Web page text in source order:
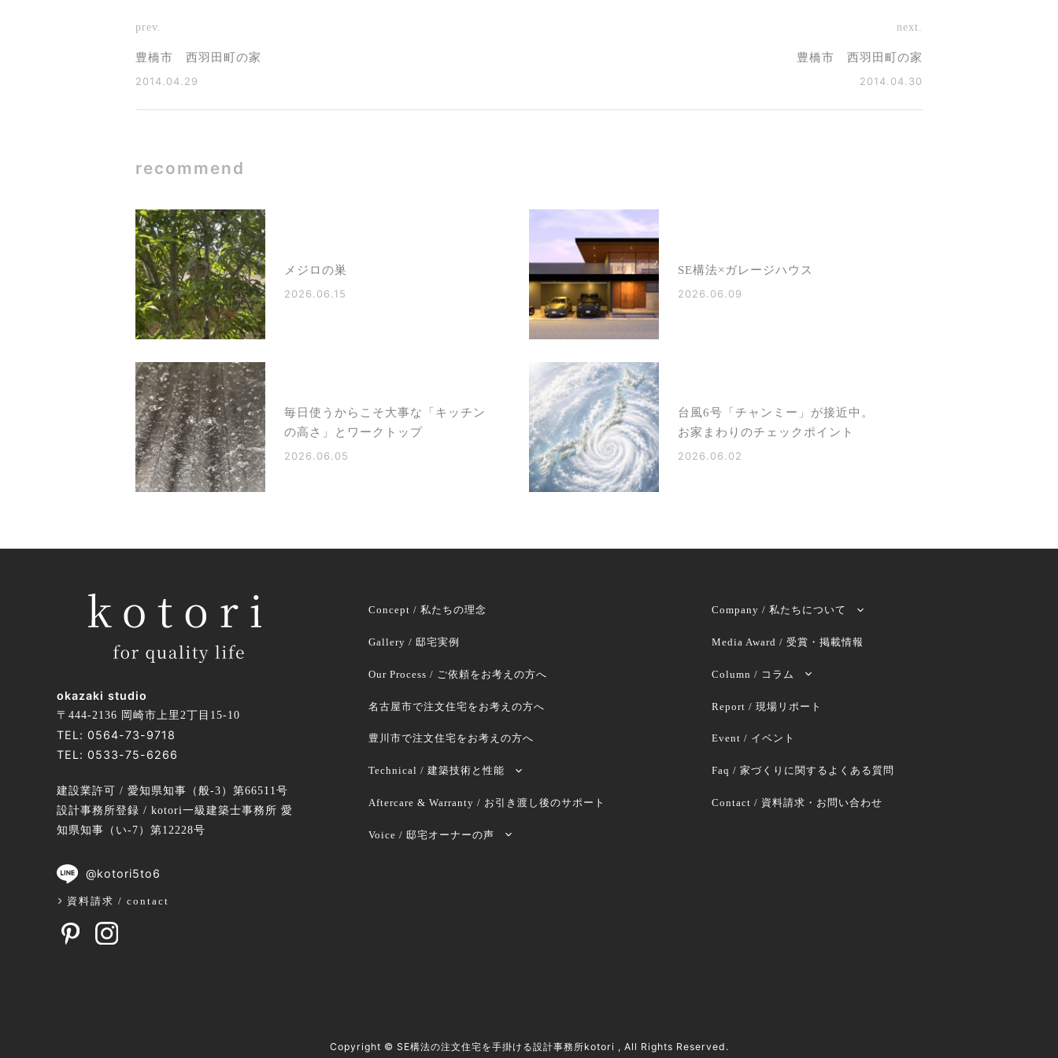
prev.
豊橋市 西羽田町の家
2014.04.29
next.
豊橋市 西羽田町の家
2014.04.30
recommend
メジロの巣
2026.06.15
SE構法×ガレージハウス
2026.06.09
毎日使うからこそ大事な「キッチン
の高さ」とワークトップ
2026.06.05
台風6号「チャンミー」が接近中。
お家まわりのチェックポイント
2026.06.02
okazaki studio
〒444-2136 岡崎市上里2丁目15-10
TEL: 0564-73-9718
TEL: 0533-75-6266
建設業許可 / 愛知県知事（般-3）第66511号
設計事務所登録 / kotori一級建築士事務所 愛
知県知事（い-7）第12228号
@kotori5to6
資料請求 / contact
Concept / 私たちの理念
Gallery / 邸宅実例
Our Process / ご依頼をお考えの方へ
名古屋市で注文住宅をお考えの方へ
豊川市で注文住宅をお考えの方へ
Technical / 建築技術と性能
Aftercare & Warranty / お引き渡し後のサポート
Voice / 邸宅オーナーの声
Company / 私たちについて
Media Award / 受賞・掲載情報
Column / コラム
Report / 現場リポート
Event / イベント
Faq / 家づくりに関するよくある質問
Contact / 資料請求・お問い合わせ
Copyright © SE構法の注文住宅を手掛ける設計事務所kotori , All Rights Reserved.